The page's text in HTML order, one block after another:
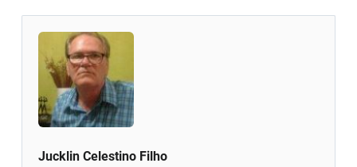
Jucklin Celestino Filho